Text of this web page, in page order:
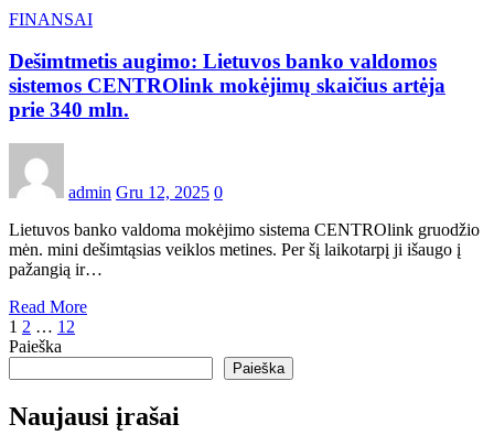
FINANSAI
Dešimtmetis augimo: Lietuvos banko valdomos
sistemos CENTROlink mokėjimų skaičius artėja
prie 340 mln.
admin Gru 12, 2025 0
Lietuvos banko valdoma mokėjimo sistema CENTROlink gruodžio
mėn. mini dešimtąsias veiklos metines. Per šį laikotarpį ji išaugo į
pažangią ir…
Read More
Įrašų
puslapiavimas
1 2 … 12
Paieška
Paieška
Naujausi įrašai